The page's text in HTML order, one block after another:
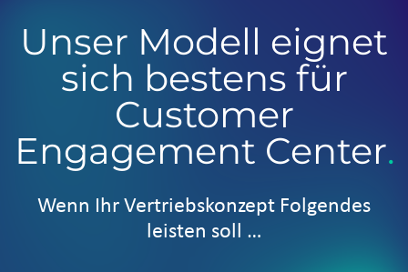
Unser Modell eignet
sich bestens für
Customer
Engagement Center.
Wenn Ihr Vertriebskonzept Folgendes
leisten soll …